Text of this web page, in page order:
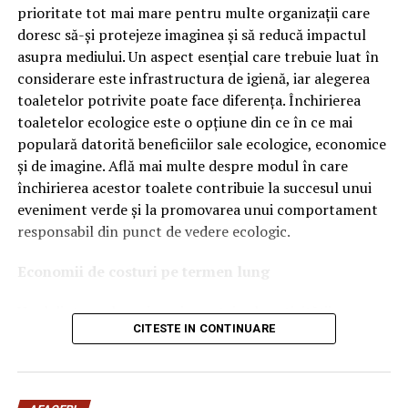
OEM.
Ce înseamnă Ravenol VMP?
DenumireaVMPidentifică o gamă de uleiuri dezvoltate
pentru motoare moderne care necesită performanțe
ridicate și compatibilitate cu numeroase specificații ale
constructorilor auto.
Acest produs este destinat în special motoarelor
moderne pe benzină și diesel, inclusiv celor echipate cu:
catalizatoare moderne;
sisteme Start-Stop.
Ce înseamnă USVO?
prioritate tot mai mare pentru multe organizații care
doresc să-și protejeze imaginea și să reducă impactul
asupra mediului. Un aspect esențial care trebuie luat în
considerare este infrastructura de igienă, iar alegerea
toaletelor potrivite poate face diferența. Închirierea
toaletelor ecologice este o opțiune din ce în ce mai
populară datorită beneficiilor sale ecologice, economice
și de imagine. Află mai multe despre modul în care
închirierea acestor toalete contribuie la succesul unui
eveniment verde și la promovarea unui comportament
responsabil din punct de vedere ecologic.
Economii de costuri pe termen lung
Unul dintre cele mai mari avantaje ale activității
închiriere toalete ecologiceeste economia de costuri.
termen lung, aceasta este o opțiune mai rentabilă decât
construirea unei infrastructuri permanente de toalete.
CITESTE IN CONTINUARE